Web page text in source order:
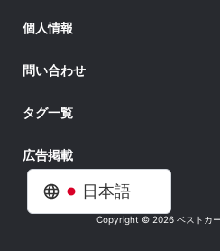
日本語
個人情報
問い合わせ
タグ一覧
広告掲載
Copyright © 2026 ベストカ